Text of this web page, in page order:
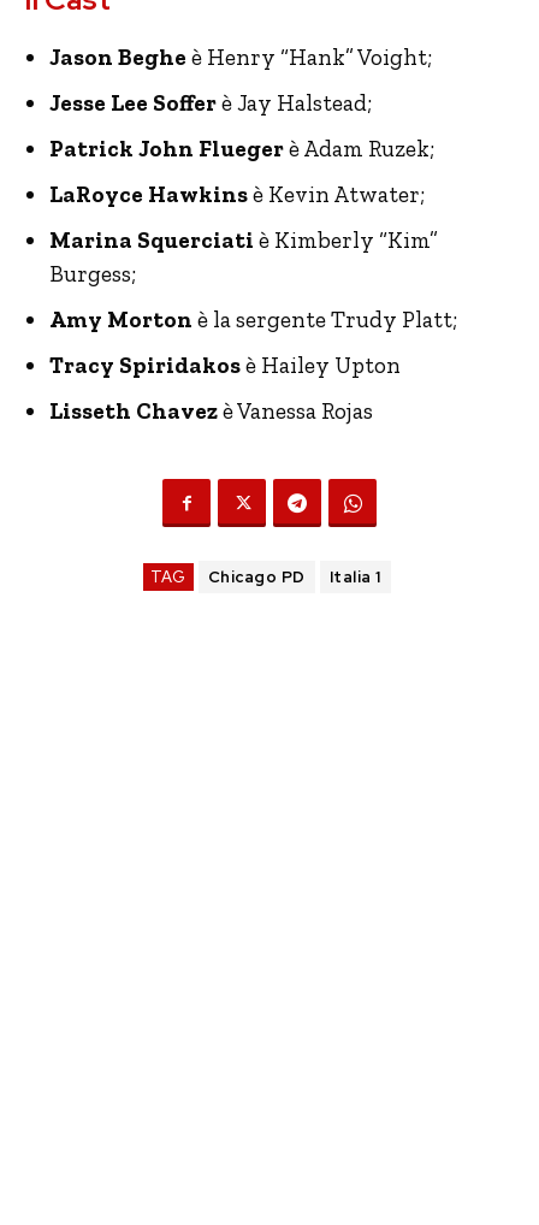
Jason Beghe è Henry “Hank” Voight;
Jesse Lee Sofferè Jay Halstead;
Patrick John Fluegerè Adam Ruzek;
LaRoyce Hawkinsè Kevin Atwater;
Marina Squerciati è Kimberly “Kim”
Burgess;
Amy Morton è la sergente Trudy Platt;
Tracy Spiridakosè Hailey Upton
Lisseth Chavezè Vanessa Rojas
TAG Chicago PD Italia 1